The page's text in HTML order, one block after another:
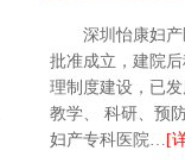
深圳怡康妇
批准成立，建院
理制度建设，已发
教学、 科研、预
妇产专科医院… [